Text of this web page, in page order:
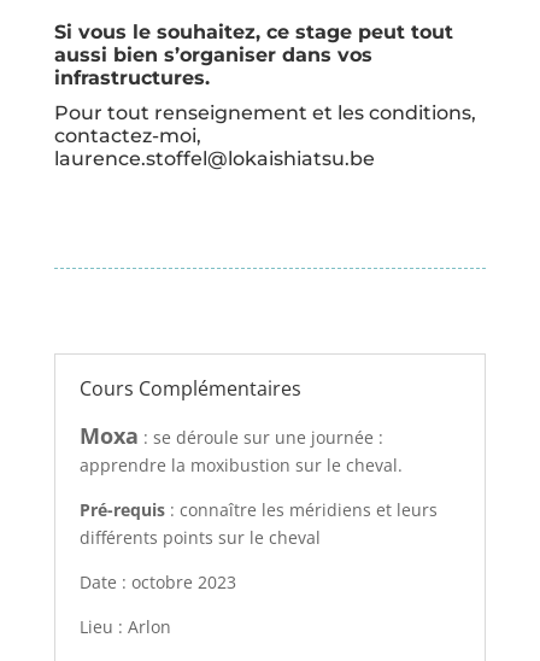
Si vous le souhaitez, ce stage peut tout
aussi bien s’organiser dans vos
infrastructures.
Pour tout renseignement et les conditions,
contactez-moi,
laurence.stoffel@lokaishiatsu.be
Cours Complémentaires
Moxa : se déroule sur une journée :
apprendre la moxibustion sur le cheval.
Pré-requis: connaître les méridiens et leurs
différents points sur le cheval
Date : octobre 2023
Lieu : Arlon